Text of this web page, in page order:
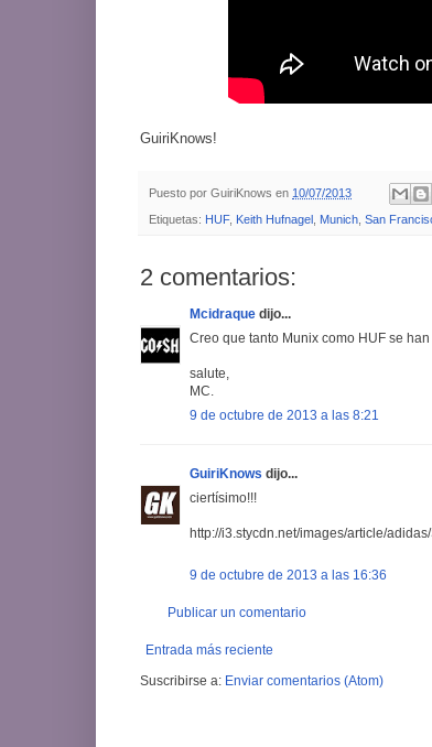
GuiriKnows!
Puesto por GuiriKnows en 10/07/2013
Etiquetas: HUF, Keith Hufnagel Munich San
2 comentarios:
Mcidraque dijo...
Creo que tanto Munix como HUF se
salute,
MC.
9 de octubre de 2013 a las 8:21
GuiriKnows dijo...
ciertísimo!!!
http://i3.stycdn.net/images/article/
9 de octubre de 2013 a las 16:36
Publicar un comentario
Entrada más reciente
Suscribirse a: Enviar comentarios (Atom)